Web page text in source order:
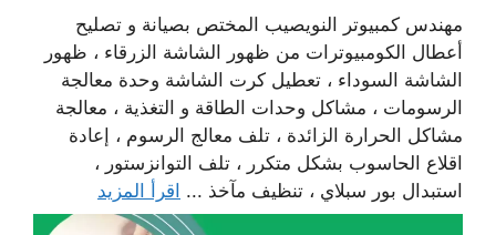
مهندس كمبيوتر النويصيب المختص بصيانة و تصليح
أعطال الكومبيوترات من ظهور الشاشة الزرقاء ، ظهور
الشاشة السوداء ، تعطيل كرت الشاشة وحدة معالجة
الرسومات ، مشاكل وحدات الطاقة و التغذية ، معالجة
مشاكل الحرارة الزائدة ، تلف معالج الرسوم ، إعادة
اقلاع الحاسوب بشكل متكرر ، تلف التوانزستور ،
استبدال بور سبلاي ، تنظيف مآخذ ... اقرأ المزيد